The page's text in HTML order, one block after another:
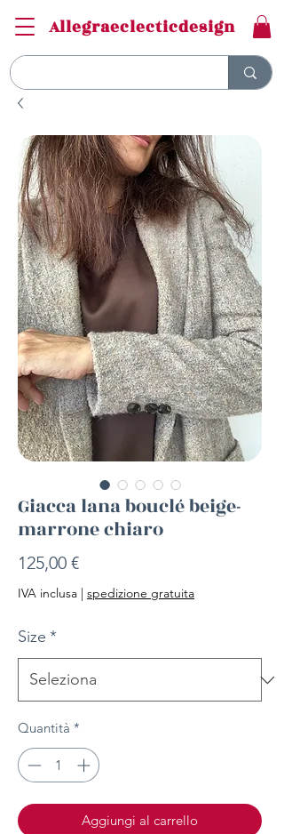
Allegraeclecticdesign
Giacca lana bouclé beige-
marrone chiaro
125,00 €Prezzo
IVA inclusa | spedizione gratuita
Size *
Quantità *
Aggiungi al carrello